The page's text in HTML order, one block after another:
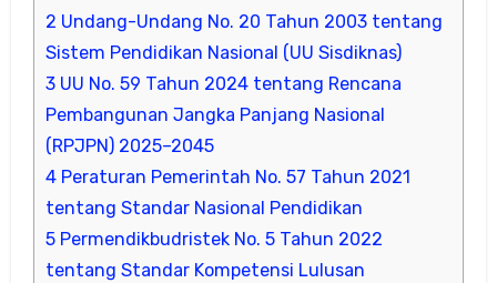
2 Undang-Undang No. 20 Tahun 2003 tentang
Sistem Pendidikan Nasional (UU Sisdiknas)
3UU No. 59 Tahun 2024 tentang Rencana
Pembangunan Jangka Panjang Nasional
(RPJPN) 2025–2045
4Peraturan Pemerintah No. 57 Tahun 2021
tentang Standar Nasional Pendidikan
5Permendikbudristek No. 5 Tahun 2022
tentang Standar Kompetensi Lulusan